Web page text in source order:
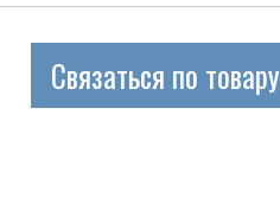
Связаться по товару